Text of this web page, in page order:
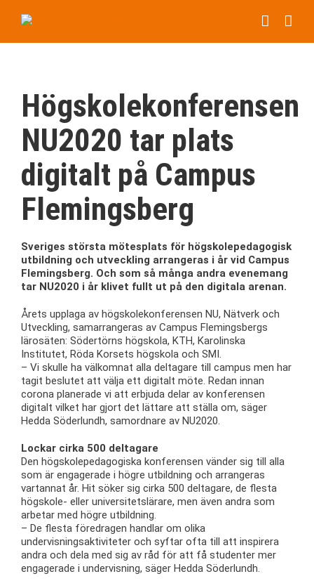
Högskolekonferensen
NU2020 tar plats
digitalt på Campus
Flemingsberg
Sveriges största mötesplats för högskolepedagogisk
utbildning och utveckling arrangeras i år vid Campus
Flemingsberg. Och som så många andra evenemang
tar NU2020 i år klivet fullt ut på den digitala arenan.
Årets upplaga av högskolekonferensen NU, Nätverk och
Utveckling, samarrangeras av Campus Flemingsbergs
lärosäten: Södertörns högskola, KTH, Karolinska
Institutet, Röda Korsets högskola och SMI.
– Vi skulle ha välkomnat alla deltagare till campus men har
tagit beslutet att välja ett digitalt möte. Redan innan
corona planerade vi att erbjuda delar av konferensen
digitalt vilket har gjort det lättare att ställa om, säger
Hedda Söderlundh, samordnare av NU2020.
Lockar cirka 500 deltagare
Den högskolepedagogiska konferensen vänder sig till alla
som är engagerade i högre utbildning och arrangeras
vartannat år. Hit söker sig cirka 500 deltagare, de flesta
högskole- eller universitetslärare, men även andra som
arbetar med högre utbildning.
– De flesta föredragen handlar om olika
undervisningsaktiviteter och syftar ofta till att inspirera
andra och dela med sig av råd för att få studenter mer
engagerade i undervisning, säger Hedda Söderlundh.